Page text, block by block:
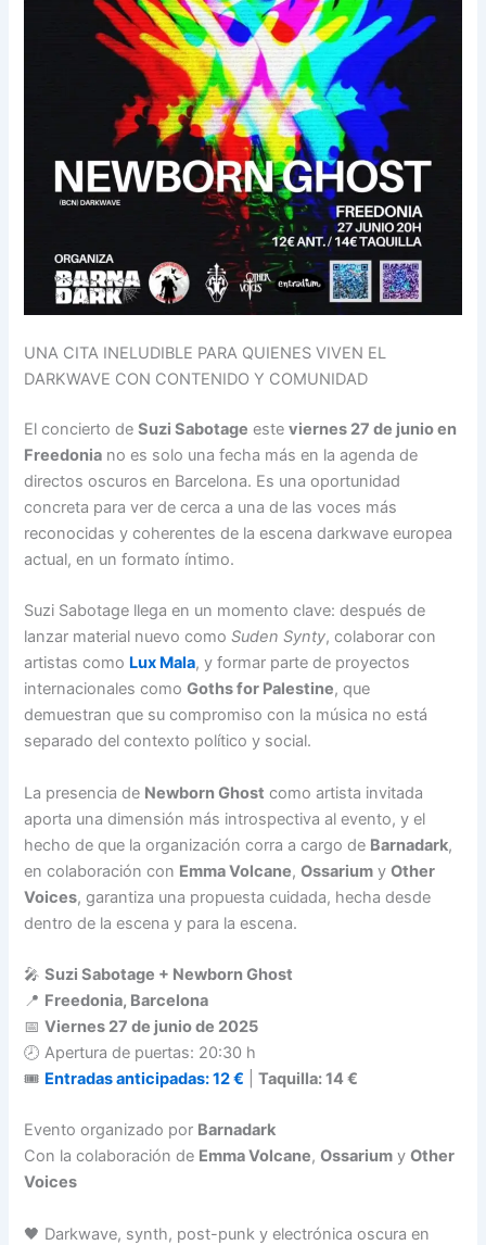
UNA CITA INELUDIBLE PARA QUIENES VIVEN EL
DARKWAVE CON CONTENIDO Y COMUNIDAD
El concierto deSuzi Sabotage esteviernes 27 de junio en
Freedonia no es solo una fecha más en la agenda de
directos oscuros en Barcelona. Es una oportunidad
concreta para ver de cerca a una de las voces más
reconocidas y coherentes de la escena darkwave europea
actual, en un formato íntimo.
Suzi Sabotage llega en un momento clave: después de
lanzar material nuevo comoSuden Synty, colaborar con
artistas como Lux Mala, y formar parte de proyectos
internacionales comoGoths for Palestine, que
demuestran que su compromiso con la música no está
separado del contexto político y social.
La presencia de Newborn Ghost como artista invitada
aporta una dimensión más introspectiva al evento, y el
hecho de que la organización corra a cargo de Barnadark,
en colaboración con Emma Volcane,Ossarium yOther
Voices, garantiza una propuesta cuidada, hecha desde
dentro de la escena y para la escena.
🎤Suzi Sabotage + Newborn Ghost
📍 Freedonia, Barcelona
📅Viernes 27 de junio de 2025
🕗 Apertura de puertas: 20:30 h
🎟️ Entradas anticipadas: 12 € |Taquilla: 14 €
Evento organizado por Barnadark
Con la colaboración de Emma Volcane,Ossarium yOther
Voices
🖤 Darkwave, synth, post-punk y electrónica oscura en